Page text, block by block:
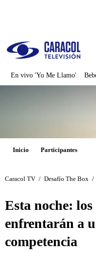
En vivo 'Yo Me Llamo'
Inicio Participantes
Caracol TV / Desafío The Box /
Esta noche: los
enfrentarán a
competencia